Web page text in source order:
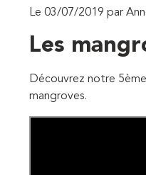
Le 03/07/2019 par
Les
Découvrez notre
mangroves.